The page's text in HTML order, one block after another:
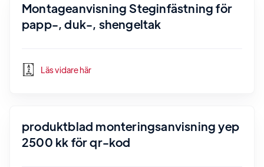
Montageanvisning Steginfästning för
papp-, duk-, shengeltak
Läs vidare här
produktblad monteringsanvisning yep
2500 kk för qr-kod